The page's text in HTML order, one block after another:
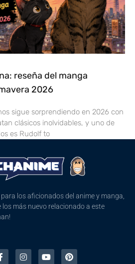
reseña del manga
2026
sigue sorprendiendo en 2026 con
clásicos inolvidables, y uno de
es Rudolf to
los aficionados del anime y manga,
los más nuevo relacionado a este